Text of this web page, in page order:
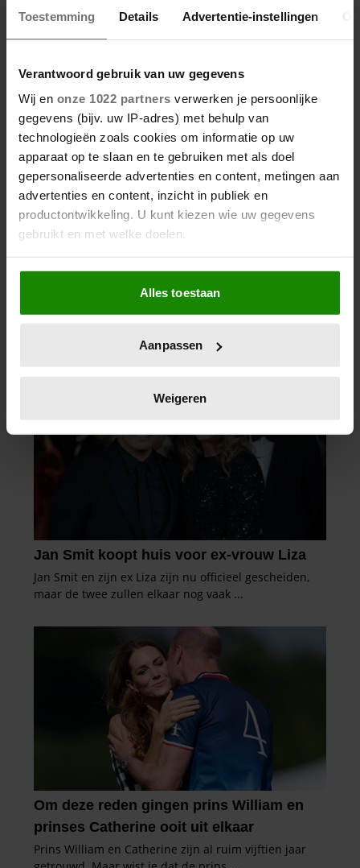
Toestemming Details Advertentie-instellingen
Verantwoord gebruik van uw gegevens
Wij en onze 1022 partners verwerken je persoonlijke
gegevens (bijv. uw IP-adres) met behulp van
technologieën zoals cookies om informatie op uw
apparaat op te slaan en te gebruiken met als doel
gepersonaliseerde advertenties en content, metingen aan
advertenties en content, inzicht in publiek en
productontwikkeling. U kunt kiezen wie uw gegevens
gebruikt en met welke doelen.
Als u het toestaat, willen we ook graag:
Informatie verzamelen over uw geografische
locatie, die tot een paar meter nauwkeurig kan zijn
scannen op specifieke eigenschappen (fingerprinting)
verwerkt en stel uw voorkeuren in het
intrekken in de Cookieverklaring.
We gebruiken cookies om content en advertenties te
personaliseren, om functies voor social media te bieden
en om ons websiteverkeer te analyseren. Ook delen we
informatie over uw gebruik van onze site met onze
partners voor social media, adverteren en analyse. Deze
informatie die u aan ze heeft verstrekt of die ze hebben
gaat akkoord met onze cookies als u onze website blijft
Alles toestaan
Aanpassen
Weigeren